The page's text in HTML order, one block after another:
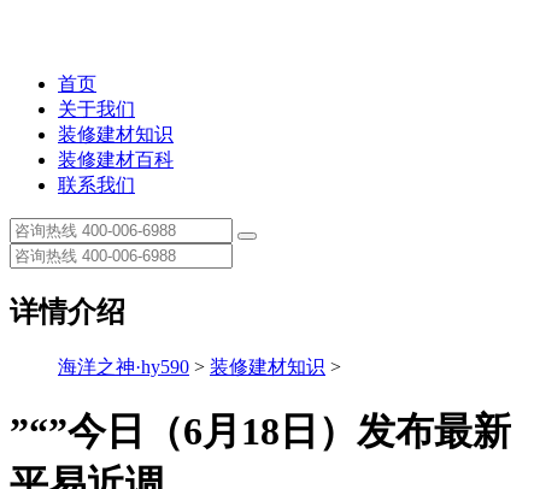
首页
关于我们
装修建材知识
装修建材百科
联系我们
详情介绍
海洋之神·hy590 > 装修建材知识 >
”“”今日（6月18日）发布最新